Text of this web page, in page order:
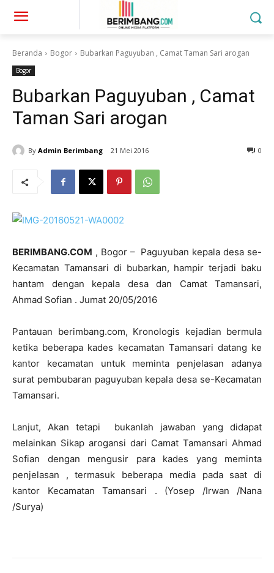
Beranda Bogor Bubarkan Paguyuban , Camat Taman Sari arogan
Bogor
Bubarkan Paguyuban , Camat
Taman Sari arogan
By Admin Berimbang 21 Mei 2016 0
BERIMBANG.COM , Bogor – Paguyuban kepala desa se-
Kecamatan Tamansari di bubarkan, hampir terjadi baku
hantam dengan kepala desa dan Camat Tamansari,
Ahmad Sofian . Jumat 20/05/2016
Pantauan berimbang.com, Kronologis kejadian bermula
ketika beberapa kades kecamatan Tamansari datang ke
kantor kecamatan untuk meminta penjelasan adanya
surat pembubaran paguyuban kepala desa se-Kecamatan
Tamansari.
Lanjut, Akan tetapi bukanlah jawaban yang didapat
melainkan Sikap arogansi dari Camat Tamansari Ahmad
Sofian dengan mengusir para kades yang meminta
penjelasan , termasuk beberapa media pada saat di
kantor Kecamatan Tamansari . (Yosep /Irwan /Nana
/Surya)